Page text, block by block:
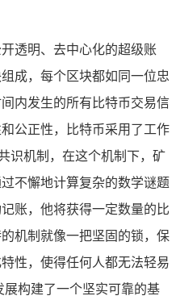
透明、去中心化的超级账
成，每个区块都如同一位忠
内发生的所有比特币交易信
公正性，比特币采用了工作
识机制，在这个机制下，矿
不懈地计算复杂的数学谜题
账，他将获得一定数量的比
机制就像一把坚固的锁，保
性，使得任何人都无法轻易
构建了一个坚实可靠的基